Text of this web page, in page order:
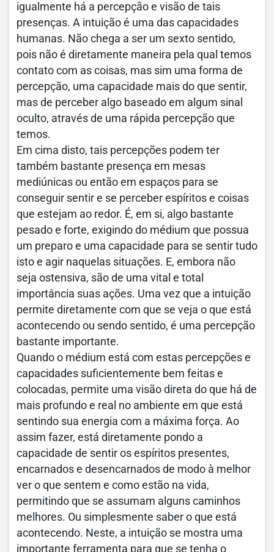
igualmente há a percepção e visão de tais
presenças. A intuição é uma das capacidades
humanas. Não chega a ser um sexto sentido,
pois não é diretamente maneira pela qual temos
contato com as coisas, mas sim uma forma de
percepção, uma capacidade mais do que sentir,
mas de perceber algo baseado em algum sinal
oculto, através de uma rápida percepção que
temos.
Em cima disto, tais percepções podem ter
também bastante presença em mesas
mediúnicas ou então em espaços para se
conseguir sentir e se perceber espíritos e coisas
que estejam ao redor. É, em si, algo bastante
pesado e forte, exigindo do médium que possua
um preparo e uma capacidade para se sentir tudo
isto e agir naquelas situações. E, embora não
seja ostensiva, são de uma vital e total
importância suas ações. Uma vez que a intuição
permite diretamente com que se veja o que está
acontecendo ou sendo sentido, é uma percepção
bastante importante.
Quando o médium está com estas percepções e
capacidades suficientemente bem feitas e
colocadas, permite uma visão direta do que há de
mais profundo e real no ambiente em que está
sentindo sua energia com a máxima força. Ao
assim fazer, está diretamente pondo a
capacidade de sentir os espíritos presentes,
encarnados e desencarnados de modo à melhor
ver o que sentem e como estão na vida,
permitindo que se assumam alguns caminhos
melhores. Ou simplesmente saber o que está
acontecendo. Neste, a intuição se mostra uma
importante ferramenta para que se tenha o